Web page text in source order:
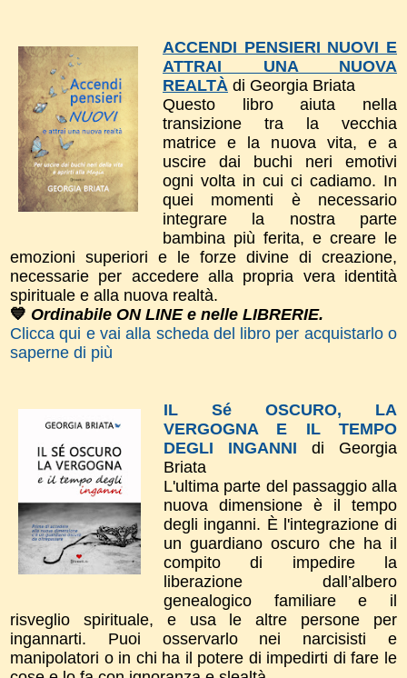
ACCENDI PENSIERI NUOVI E
ATTRAI UNA NUOVA
REALTÀ di Georgia Briata
Questo libro aiuta nella
transizione tra la vecchia
matrice e la nuova vita, e a
uscire dai buchi neri emotivi
ogni volta in cui ci cadiamo. In
quei momenti è necessario
integrare la nostra parte
bambina più ferita, e creare le
emozioni superiori e le forze divine di creazione,
necessarie per accedere alla propria vera identità
spirituale e alla nuova realtà.
💙 Ordinabile ON LINE e nelle LIBRERIE.
Clicca qui e vai alla scheda del libro per acquistarlo o
saperne di più
IL Sé OSCURO, LA
VERGOGNA E IL TEMPO
DEGLI INGANNI di Georgia
Briata
L'ultima parte del passaggio alla
nuova dimensione è il tempo
degli inganni. È l'integrazione di
un guardiano oscuro che ha il
compito di impedire la
liberazione dall’albero
genealogico familiare e il
risveglio spirituale, e usa le altre persone per
ingannarti. Puoi osservarlo nei narcisisti e
manipolatori o in chi ha il potere di impedirti di fare le